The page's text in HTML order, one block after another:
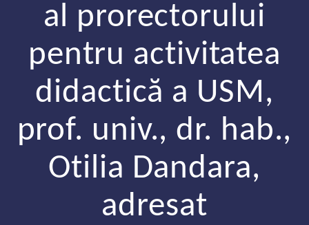
al prorectorului
pentru activitatea
didactică a USM,
prof. univ., dr. hab.,
Otilia Dandara,
adresat